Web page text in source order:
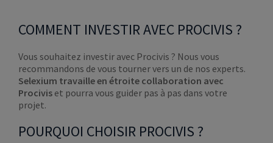
COMMENT INVESTIR AVEC PROCIVIS ?
Vous souhaitez investir avec Procivis ? Nous vous
recommandons de vous tourner vers un de nos experts.
Selexium travaille en étroite collaboration avec
Procivis et pourra vous guider pas à pas dans votre
projet.
POURQUOI CHOISIR PROCIVIS ?